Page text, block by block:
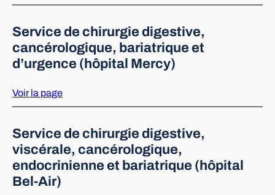
Service de chirurgie digestive,
cancérologique, bariatrique et
d’urgence (hôpital Mercy)
Voir la page
Service de chirurgie digestive,
viscérale, cancérologique,
endocrinienne et bariatrique (hôpital
Bel-Air)